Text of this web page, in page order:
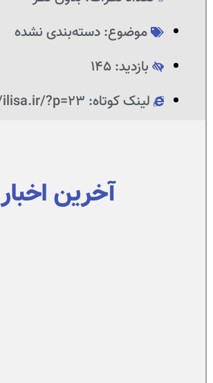
موضوع:دسته‌بندی نشده
بازدید: 145
لینک کوتاه: https://ilisa.ir/?p=23
آخرین اخبار